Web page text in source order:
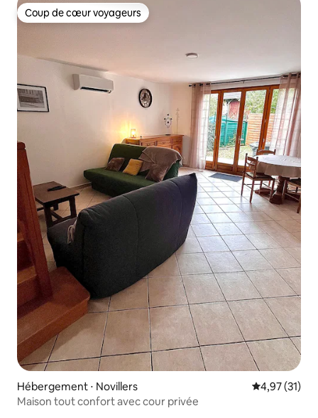
Coup de cœur voyageurs
Coup de cœur voyageurs
Hébergement ⋅ Novillers Évaluation
4,97 (31)
Maison tout confort avec cour privée